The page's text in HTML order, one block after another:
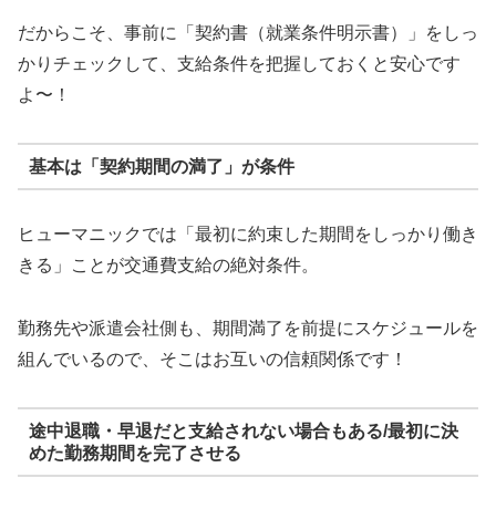
だからこそ、事前に「契約書（就業条件明示書）」をしっ
かりチェックして、支給条件を把握しておくと安心です
よ〜！
基本は「契約期間の満了」が条件
ヒューマニックでは「最初に約束した期間をしっかり働き
きる」ことが交通費支給の絶対条件。
勤務先や派遣会社側も、期間満了を前提にスケジュールを
組んでいるので、そこはお互いの信頼関係です！
途中退職・早退だと支給されない場合もある/最初に決
めた勤務期間を完了させる